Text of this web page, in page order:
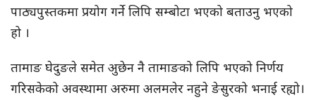
पाठ्यपुस्तकमा प्रयोग गर्ने लिपि सम्बोटा भएको बताउनु भएको
हो ।
तामाङ घेदुङले समेत अुछेन नै तामाङको लिपि भएको निर्णय
गरिसकेको अवस्थामा अरुमा अलमलेर नहुने ङेसुरको भनाई रह्यो।